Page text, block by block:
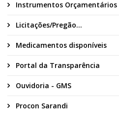
Instrumentos Orçamentários
Licitações/Pregão...
Medicamentos disponíveis
Portal da Transparência
Ouvidoria - GMS
Procon Sarandi